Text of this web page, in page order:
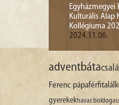
Egyházmegyei
Kulturális Alap
Kollégiuma
2024.11.06.
adventbáta
Ferenc pápa
gyerekekhavas